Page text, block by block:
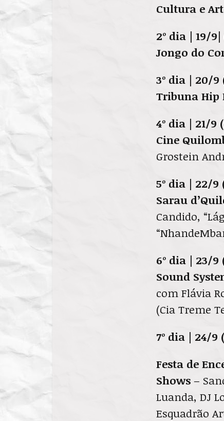
Cultura e
2º dia | 19/
Jongo do
3º dia | 20/
Tribuna Hip
4º dia | 21/
Cine
Grostein
5º dia | 22/
Sarau
Candido,
6º dia | 23/9
Sound
com Flávia
(Cia Treme
7º dia | 24/9
Festa de
Shows –
Luanda, DJ
Esquadrão